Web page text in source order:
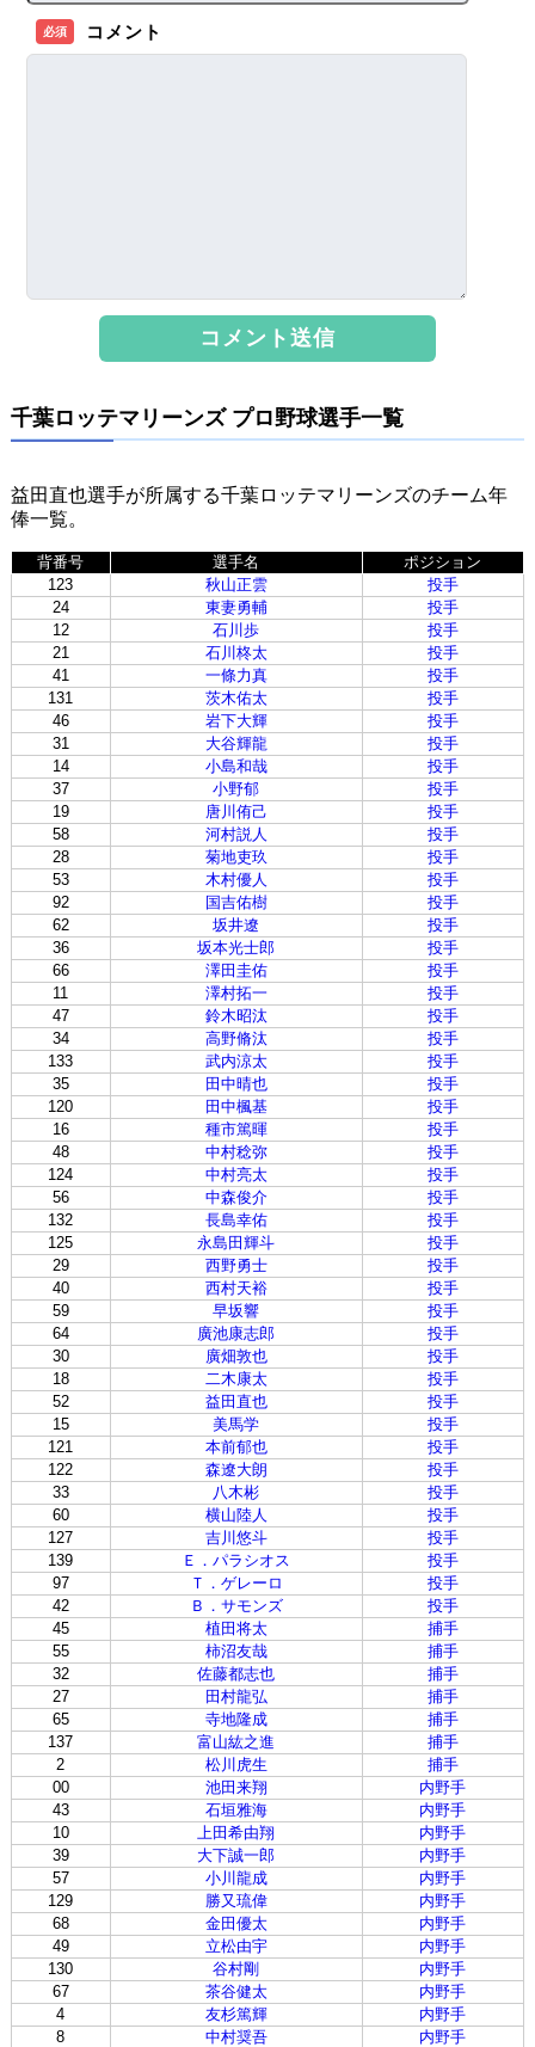
必須 コメント
千葉ロッテマリーンズ プロ野球選手一覧
益田直也選手が所属する千葉ロッテマリーンズのチーム年
俸一覧。
背番号 選手名
ポジション
123
秋山正雲
投手
24
東妻勇輔
投手
12
石川歩
投手
21
石川柊太
投手
41
一條力真
投手
131
茨木佑太
投手
46
岩下大輝
投手
31
大谷輝龍
投手
14
小島和哉
投手
37
小野郁
投手
19
唐川侑己
投手
58
河村説人
投手
28
菊地吏玖
投手
53
木村優人
投手
92
国吉佑樹
投手
62
坂井遼
投手
36
坂本光士郎
投手
66
澤田圭佑
投手
11
澤村拓一
投手
47
鈴木昭汰
投手
34
高野脩汰
投手
133
武内涼太
投手
35
田中晴也
投手
120
田中楓基
投手
16
種市篤暉
投手
48
中村稔弥
投手
124
中村亮太
投手
56
中森俊介
投手
132
長島幸佑
投手
125
永島田輝斗
投手
29
西野勇士
投手
40
西村天裕
投手
59
早坂響
投手
64
廣池康志郎
投手
30
廣畑敦也
投手
18
二木康太
投手
52
益田直也
投手
15
美馬学
投手
121
本前郁也
投手
122
森遼大朗
投手
33
八木彬
投手
60
横山陸人
投手
127
吉川悠斗
投手
139
Ｅ．パラシオス
投手
97
Ｔ．ゲレーロ
投手
42
Ｂ．サモンズ
投手
45
植田将太
捕手
55
柿沼友哉
捕手
32
佐藤都志也
捕手
27
田村龍弘
捕手
65
寺地隆成
捕手
137
富山紘之進
捕手
2
松川虎生
捕手
00
池田来翔
内野手
43
石垣雅海
内野手
10
上田希由翔
内野手
39
大下誠一郎
内野手
57
小川龍成
内野手
129
勝又琉偉
内野手
68
金田優太
内野手
49
立松由宇
内野手
130
谷村剛
内野手
67
茶谷健太
内野手
4
友杉篤輝
内野手
8
中村奨吾
内野手